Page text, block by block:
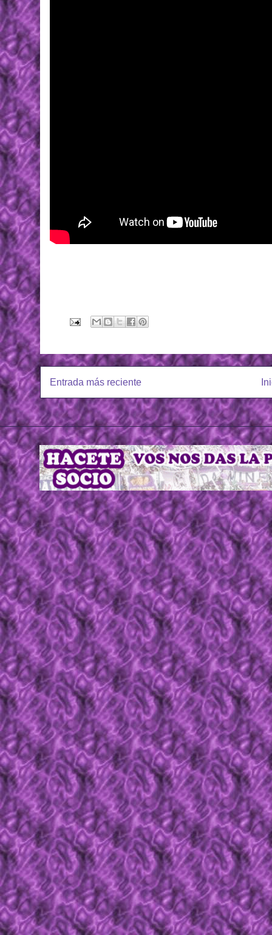
Entrada más reciente